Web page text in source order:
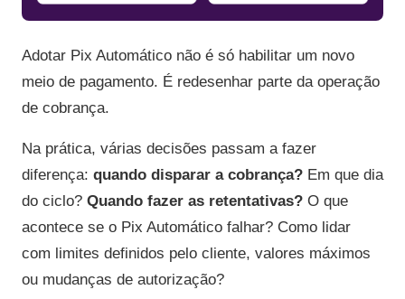
Adotar Pix Automático não é só habilitar um novo
meio de pagamento. É redesenhar parte da operação
de cobrança.
Na prática, várias decisões passam a fazer
diferença: quando disparar a cobrança? Em que dia
do ciclo? Quando fazer as retentativas? O que
acontece se o Pix Automático falhar? Como lidar
com limites definidos pelo cliente, valores máximos
ou mudanças de autorização?